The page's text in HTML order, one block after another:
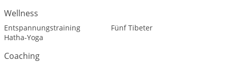
Wellness
Entspannungstraining
Fünf Tibeter
Hatha-Yoga
Coaching